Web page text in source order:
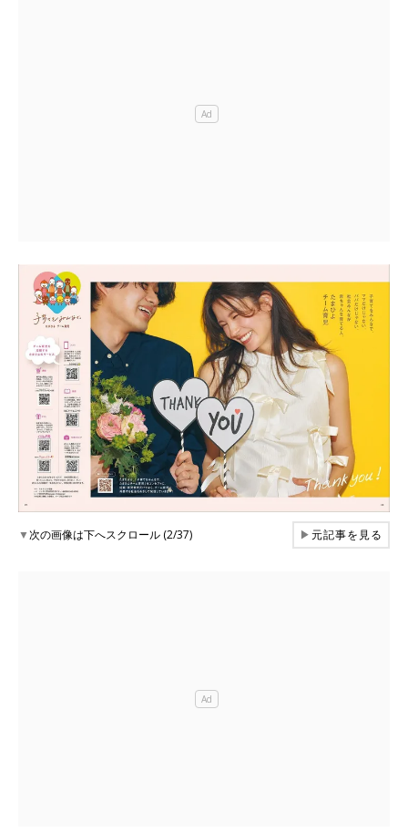
▼次の画像は下へスクロール (2/37) ▶元記事を見る